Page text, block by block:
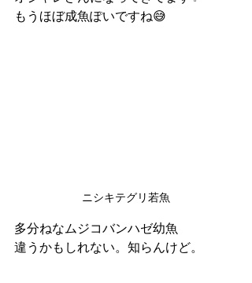
もうほぼ成魚ぽいですね😅
ニシキテグリ若魚
多分ねなムジコバンハゼ幼魚
違うかもしれない。知らんけど。